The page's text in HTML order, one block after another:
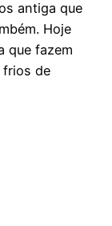
antiga que
Hoje
que fazem
de